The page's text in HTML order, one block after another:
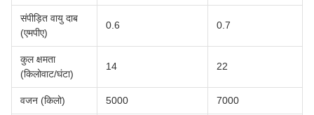
संपीड़ित वायु दाब
(एमपीए)
0.6 0.7
कुल क्षमता
(किलोवाट/घंटा)
14 22
वजन (किलो) 5000 7000